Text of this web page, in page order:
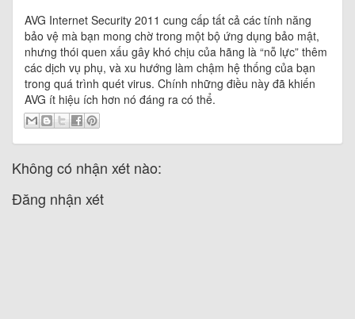
AVG Internet Security 2011 cung cấp tất cả các tính năng
bảo vệ mà bạn mong chờ trong một bộ ứng dụng bảo mật,
nhưng thói quen xấu gây khó chịu của hãng là “nỗ lực” thêm
các dịch vụ phụ, và xu hướng làm chậm hệ thống của bạn
trong quá trình quét virus. Chính những điều này đã khiến
AVG ít hiệu ích hơn nó đáng ra có thể.
Không có nhận xét nào:
Đăng nhận xét